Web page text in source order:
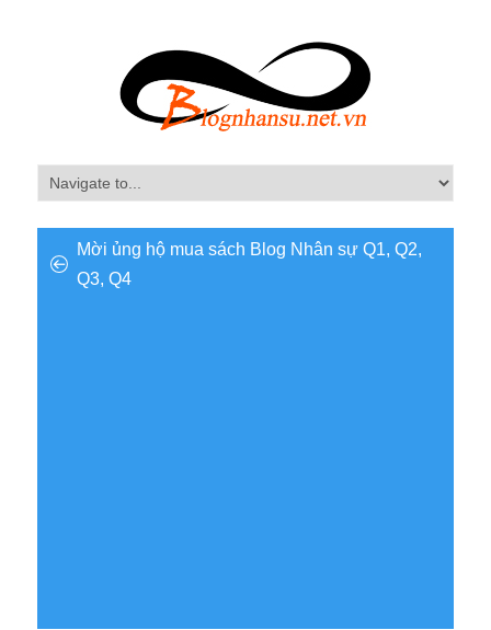
Mời ủng hộ mua sách Blog Nhân sự Q1, Q2,
Q3, Q4